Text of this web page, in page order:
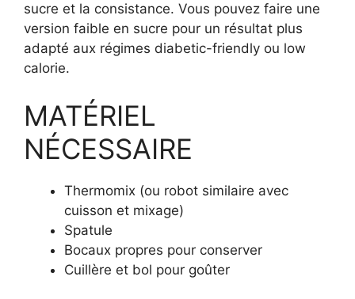
sucre et la consistance. Vous pouvez faire une
version faible en sucre pour un résultat plus
adapté aux régimes diabetic-friendly ou low
calorie.
MATÉRIEL
NÉCESSAIRE
Thermomix (ou robot similaire avec
cuisson et mixage)
Spatule
Bocaux propres pour conserver
Cuillère et bol pour goûter